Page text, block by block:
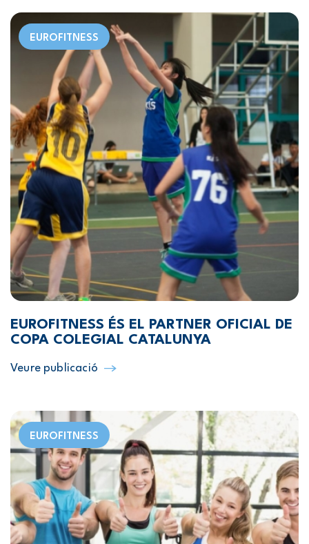
EUROFITNESS
EUROFITNESS ÉS EL PARTNER OFICIAL DE
COPA COLEGIAL CATALUNYA
Veure publicació
EUROFITNESS